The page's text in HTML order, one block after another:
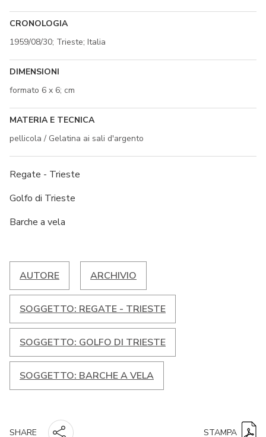
CRONOLOGIA
1959/08/30; Trieste; Italia
DIMENSIONI
formato 6 x 6; cm
MATERIA E TECNICA
pellicola / Gelatina ai sali d'argento
Regate - Trieste
Golfo di Trieste
Barche a vela
AUTORE ARCHIVIO
SOGGETTO: REGATE - TRIESTE
SOGGETTO: GOLFO DI TRIESTE
SOGGETTO: BARCHE A VELA
SHARE STAMPA